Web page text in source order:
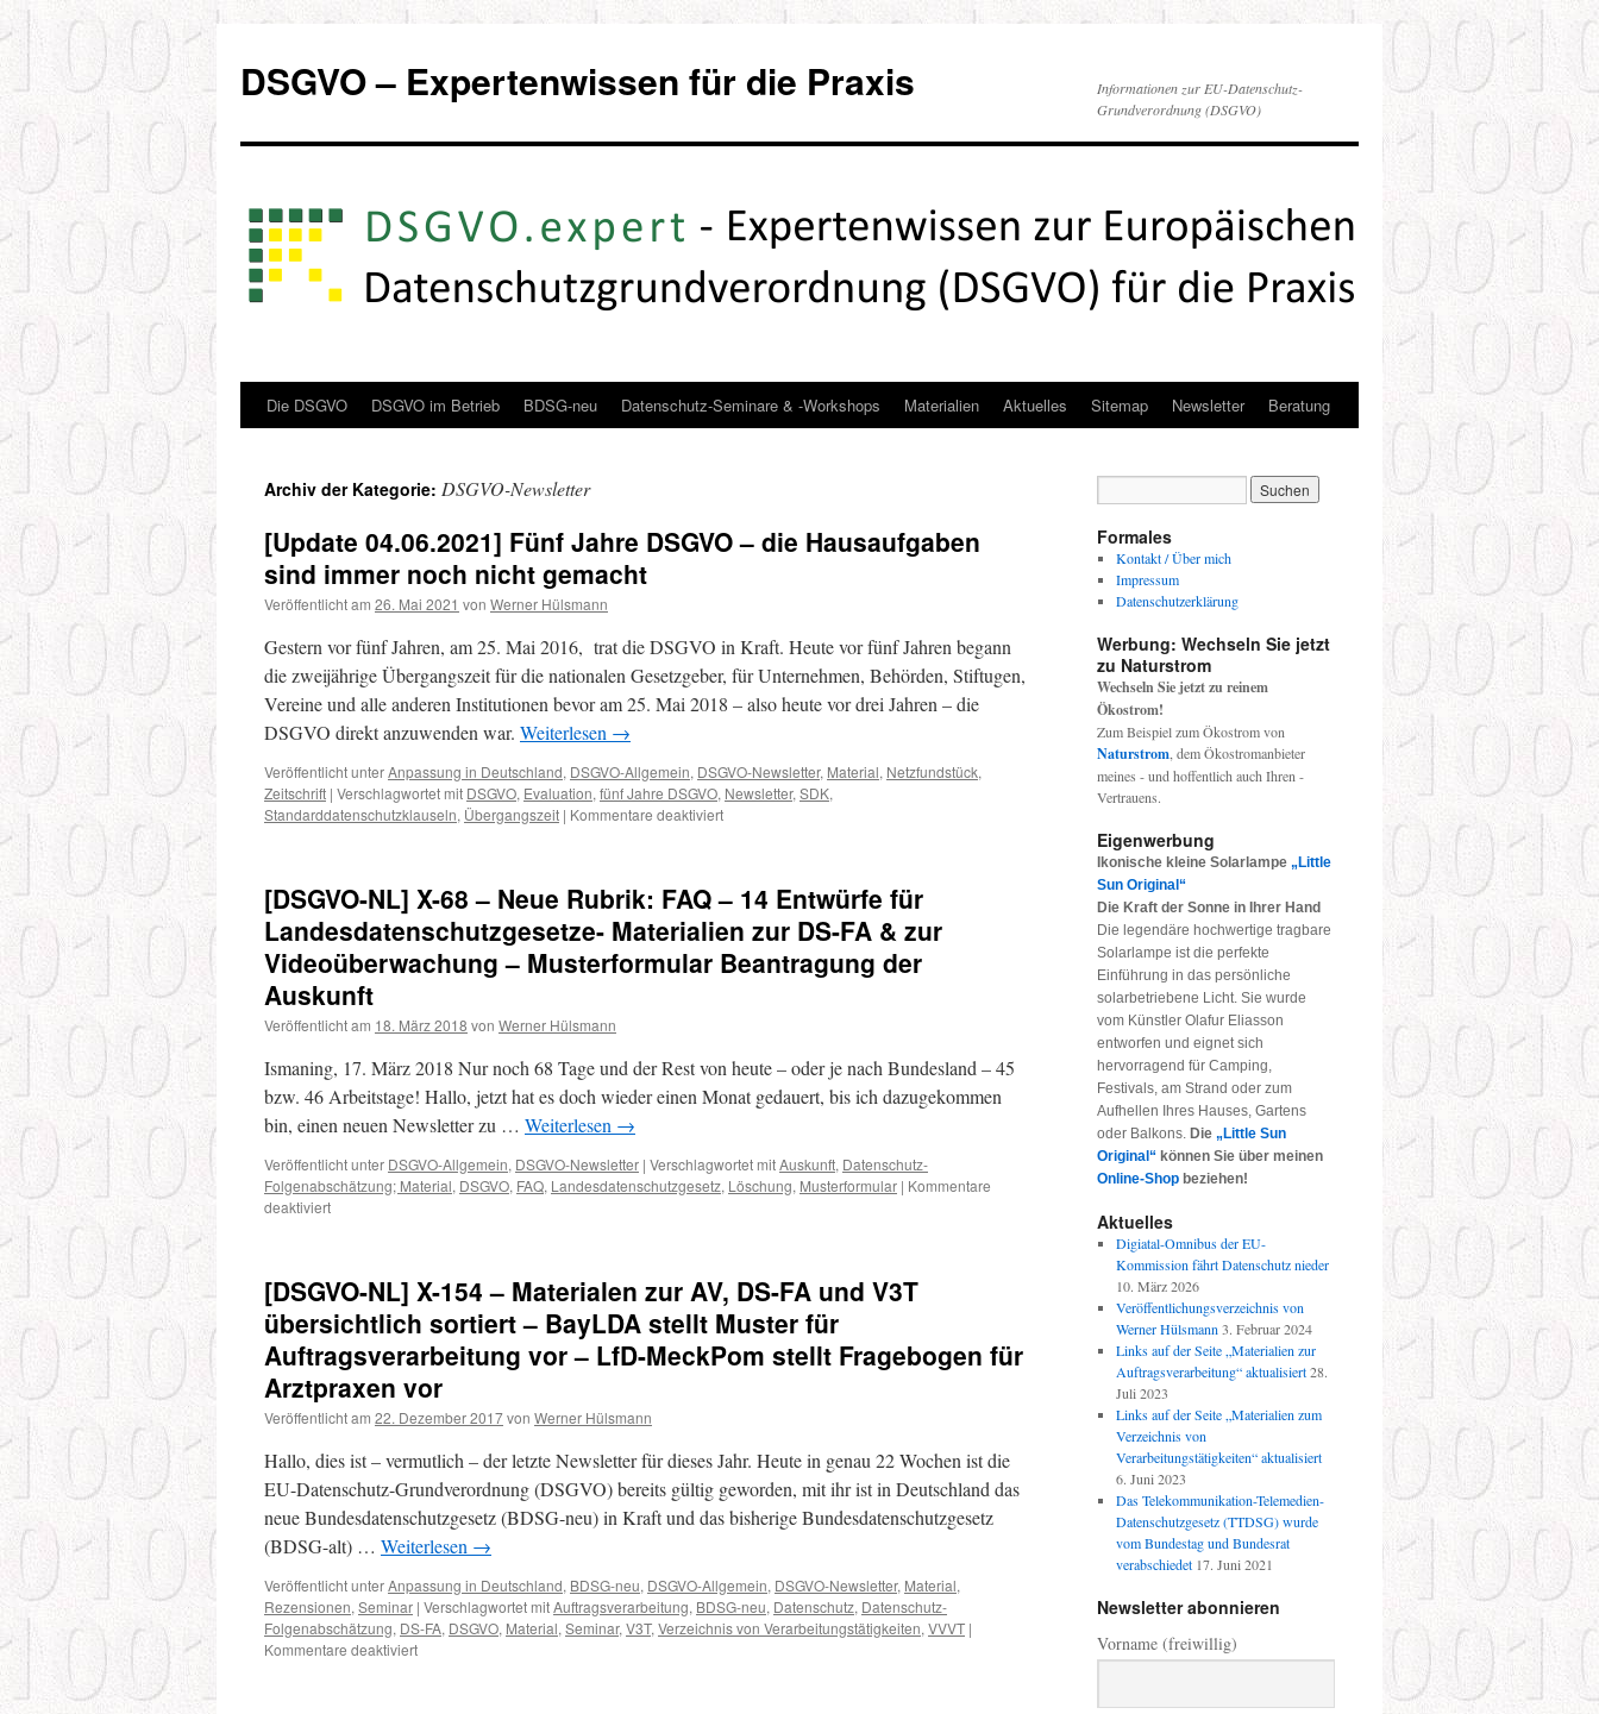
springen
DSGVO – Expertenwissen für die Praxis
Informationen zur EU-Datenschutz-
Grundverordnung (DSGVO)
Die DSGVO DSGVO im Betrieb BDSG-neu Datenschutz-Seminare & -Workshops Materialien Aktuelles Sitemap Newsletter Beratung
Archiv der Kategorie: DSGVO-Newsletter
[Update 04.06.2021] Fünf Jahre DSGVO – die Hausaufgaben
sind immer noch nicht gemacht
Veröffentlicht am 26. Mai 2021 von Werner Hülsmann
Gestern vor fünf Jahren, am 25. Mai 2016, trat die DSGVO in Kraft. Heute vor fünf Jahren begann
die zweijährige Übergangszeit für die nationalen Gesetzgeber, für Unternehmen, Behörden, Stiftugen,
Vereine und alle anderen Institutionen bevor am 25. Mai 2018 – also heute vor drei Jahren – die
DSGVO direkt anzuwenden war. Weiterlesen →
Veröffentlicht unterAnpassung in Deutschland, DSGVO-Allgemein, DSGVO-Newsletter, Material, Netzfundstück,
Zeitschrift | Verschlagwortet mit DSGVO, Evaluation, fünf Jahre DSGVO, Newsletter, SDK,
Standarddatenschutzklauseln, Übergangszeit | Kommentare deaktiviertfür
Jahre
–
die
Hausaufgaben
nicht
gemacht
[DSGVO-NL] X-68 – Neue Rubrik: FAQ – 14 Entwürfe für
Landesdatenschutzgesetze- Materialien zur DS-FA & zur
Videoüberwachung – Musterformular Beantragung der
Auskunft
Veröffentlicht am 18. März 2018 von Werner Hülsmann
Ismaning, 17. März 2018 Nur noch 68 Tage und der Rest von heute – oder je nach Bundesland – 45
bzw. 46 Arbeitstage! Hallo, jetzt hat es doch wieder einen Monat gedauert, bis ich dazugekommen
bin, einen neuen Newsletter zu … Weiterlesen →
Veröffentlicht unter DSGVO-Allgemein, DSGVO-Newsletter | Verschlagwortet mitAuskunft, Datenschutz-
Folgenabschätzung; Material, DSGVO, FAQ, Landesdatenschutzgesetz, Löschung, Musterformular | Kommentare
deaktiviertfür
68
–
Neue
Rubrik:
FAQ
–
14
für
Landesdatenschutzgesetze-
zur
DS-
&
zur
Videoüberwachung
–
[DSGVO-NL] X-154 – Materialen zur AV, DS-FA und V3T
übersichtlich sortiert – BayLDA stellt Muster für
Auftragsverarbeitung vor – LfD-MeckPom stellt Fragebogen für
Arztpraxen vor
Veröffentlicht am 22. Dezember 2017von Werner Hülsmann
Hallo, dies ist – vermutlich – der letzte Newsletter für dieses Jahr. Heute in genau 22 Wochen ist die
EU-Datenschutz-Grundverordnung (DSGVO) bereits gültig geworden, mit ihr ist in Deutschland das
neue Bundesdatenschutzgesetz (BDSG-neu) in Kraft und das bisherige Bundesdatenschutzgesetz
(BDSG-alt) … Weiterlesen →
Veröffentlicht unterAnpassung in Deutschland, BDSG-neu, DSGVO-Allgemein, DSGVO-Newsletter, Material,
Rezensionen, Seminar | Verschlagwortet mitAuftragsverarbeitung, BDSG-neu, Datenschutz, Datenschutz-
Folgenabschätzung, DS-FA, DSGVO, Material, Seminar, V3T, Verzeichnis von Verarbeitungstätigkeiten, VVVT |
Kommentare deaktiviertfür
Formales
Kontakt / Über mich
Impressum
Datenschutzerklärung
Werbung: Wechseln Sie jetzt
zu Naturstrom
Wechseln Sie jetzt zu reinem
Ökostrom!
Zum Beispiel zum Ökostrom von
Naturstrom , dem Ökostromanbieter
meines - und hoffentlich auch Ihren -
Vertrauens.
Eigenwerbung
Ikonische kleine Solarlampe „Little
Sun Original“
Die Kraft der Sonne in Ihrer Hand
Die legendäre hochwertige tragbare
Solarlampe ist die perfekte
Einführung in das persönliche
solarbetriebene Licht. Sie wurde
vom Künstler Olafur Eliasson
entworfen und eignet sich
hervorragend für Camping,
Festivals, am Strand oder zum
Aufhellen Ihres Hauses, Gartens
oder Balkons. Die „Little Sun
Original“ können Sie über meinen
Online-Shop beziehen!
Aktuelles
Digiatal-Omnibus der EU-
Kommission fährt Datenschutz nieder
10. März 2026
Veröffentlichungsverzeichnis von
Werner Hülsmann 3. Februar 2024
Links auf der Seite „Materialien zur
Auftragsverarbeitung“ aktualisiert 28.
Juli 2023
Links auf der Seite „Materialien zum
Verzeichnis von
Verarbeitungstätigkeiten“ aktualisiert
6. Juni 2023
Das Telekommunikation-Telemedien-
Datenschutzgesetz (TTDSG) wurde
vom Bundestag und Bundesrat
verabschiedet 17. Juni 2021
Newsletter abonnieren
Vorname (freiwillig)